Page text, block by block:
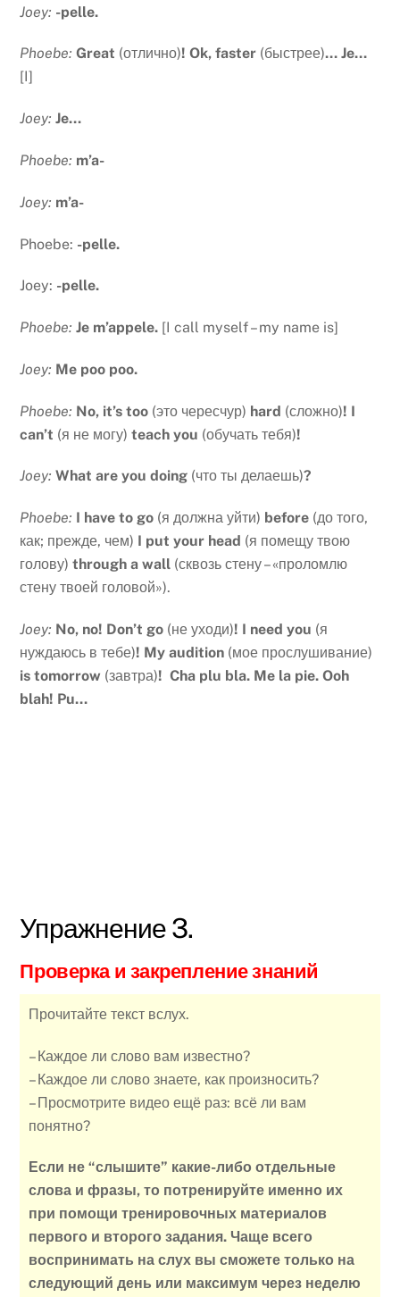
Joey: -pelle.
Phoebe: Great (отлично)! Ok, faster (быстрее)… Je…
[I]
Joey: Je…
Phoebe: m’a-
Joey: m’a-
Phoebe: -pelle.
Joey: -pelle.
Phoebe: Je m’appele. [I call myself – my name is]
Joey: Me poo poo.
Phoebe: No, it’s too (это чересчур) hard (сложно)! I
can’t (я не могу)teach you (обучать тебя)!
Joey: What are you doing (что ты делаешь)?
Phoebe: I have to go (я должна уйти) before (до того,
как; прежде, чем) I put your head (я помещу твою
голову) through a wall (сквозь стену – «проломлю
стену твоей головой»).
Joey: No, no! Don’t go (не уходи)! I need you (я
нуждаюсь в тебе)! My audition (мое прослушивание)
is tomorrow (завтра)! Cha plu bla. Me la pie. Ooh
blah! Pu…
Упражнение 3.
Проверка и закрепление знаний
Прочитайте текст вслух.
– Каждое ли слово вам известно?
– Каждое ли слово знаете, как произносить?
– Просмотрите видео ещё раз: всё ли вам
понятно?
Если не “слышите” какие-либо отдельные
слова и фразы, то потренируйте именно их
при помощи тренировочных материалов
первого и второго задания. Чаще всего
воспринимать на слух вы сможете только на
следующий день или максимум через неделю